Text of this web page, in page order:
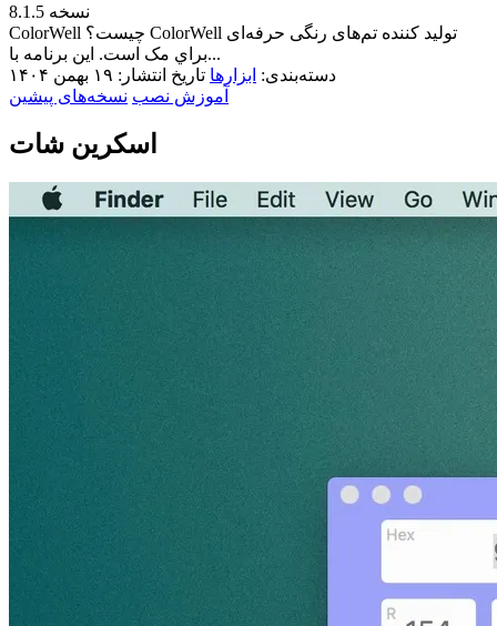
نسخه 8.1.5
ColorWell چیست؟ ColorWell تولید کننده تم‌های رنگی حرفه‌ای
براي مک است. این برنامه با...
دسته‌بندی: ابزار‌ها تاریخ انتشار: ۱۹ بهمن ۱۴۰۴
آموزش نصب نسخه‌های پیشین
اسکرین شات